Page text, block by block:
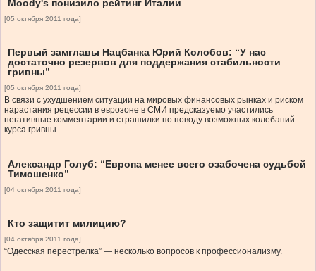
Moody's понизило рейтинг Италии
[05 октября 2011 года]
Первый замглавы Нацбанка Юрий Колобов: “У нас
достаточно резервов для поддержания стабильности
гривны”
[05 октября 2011 года]
В связи с ухудшением ситуации на мировых финансовых рынках и риском
нарастания рецессии в еврозоне в СМИ предсказуемо участились
негативные комментарии и страшилки по поводу возможных колебаний
курса гривны.
Александр Голуб: “Европа менее всего озабочена судьбой
Тимошенко”
[04 октября 2011 года]
Кто защитит милицию?
[04 октября 2011 года]
“Одесская перестрелка” — несколько вопросов к профессионализму.